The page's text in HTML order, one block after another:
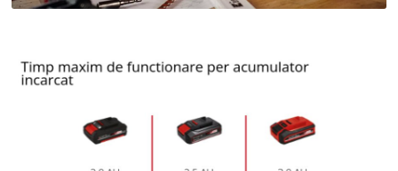
This content is not permitted to load due
visitor. The website owner needs to setup
the site with their CMP to add this content